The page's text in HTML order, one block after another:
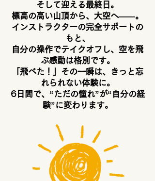
そして迎える最終日。
標高の高い山頂から、大空へ――。
インストラクターの完全サポートの
もと、
自分の操作でテイクオフし、空を飛
ぶ感動は格別です。
「飛べた！」その一瞬は、きっと忘
れられない体験に。
6日間で、“ただの憧れ”が“自分の経
験”に変わります。